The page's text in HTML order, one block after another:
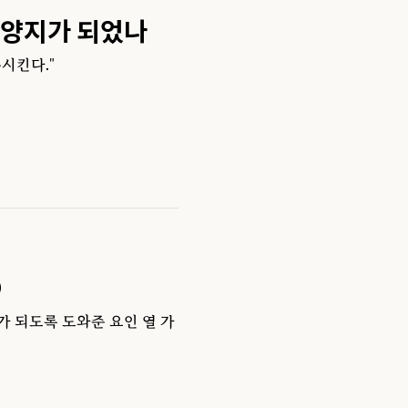
지가 되었나
킨다."
되도록 도와준 요인 열 가